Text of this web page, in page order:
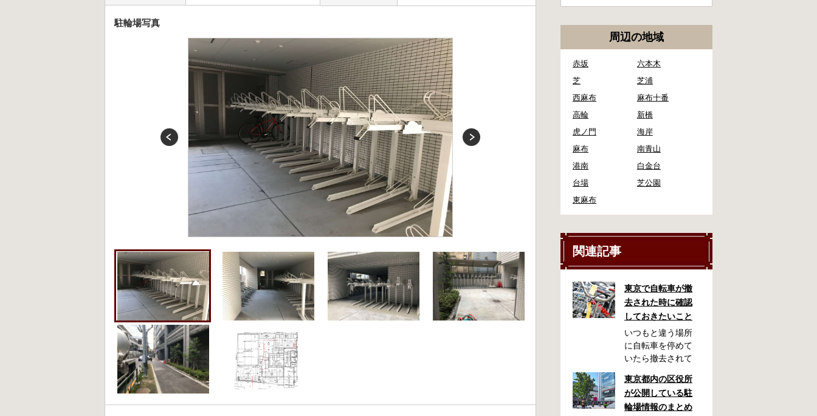
駐輪場写真
周辺の地域
赤坂
六本木
芝
芝浦
西麻布
麻布十番
高輪
新橋
虎ノ門
海岸
麻布
南青山
港南
白金台
台場
芝公園
東麻布
関連記事
東京で自転車が撤
去された時に確認
しておきたいこと
いつもと違う場所
に自転車を停めて
いたら撤去されて
ことが都内で起き
た時、確認してお
きたい情報をまと
東京都内の区役所
が公開している駐
輪場情報のまとめ